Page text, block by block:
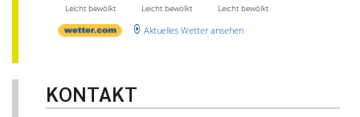
Leicht bewölkt
Leicht bewölkt
Leicht bewölkt
Aktuelles Wetter ansehen
KONTAKT